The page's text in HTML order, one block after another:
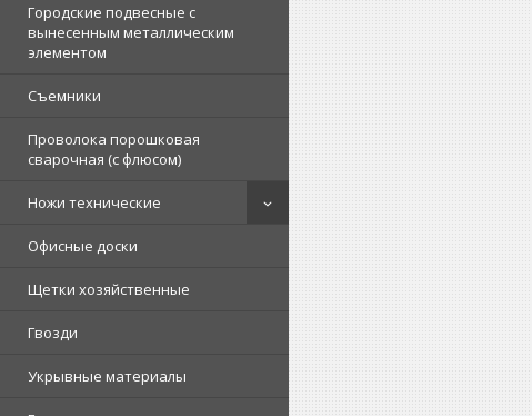
Городские подвесные с
вынесенным металлическим
элементом
Съемники
Проволока порошковая
сварочная (с флюсом)
Ножи технические
Офисные доски
Щетки хозяйственные
Гвозди
Укрывные материалы